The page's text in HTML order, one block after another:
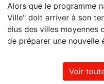
Alors que le programme
Ville" doit arriver à son
élus des villes moyennes
de préparer une nouvelle
Voir